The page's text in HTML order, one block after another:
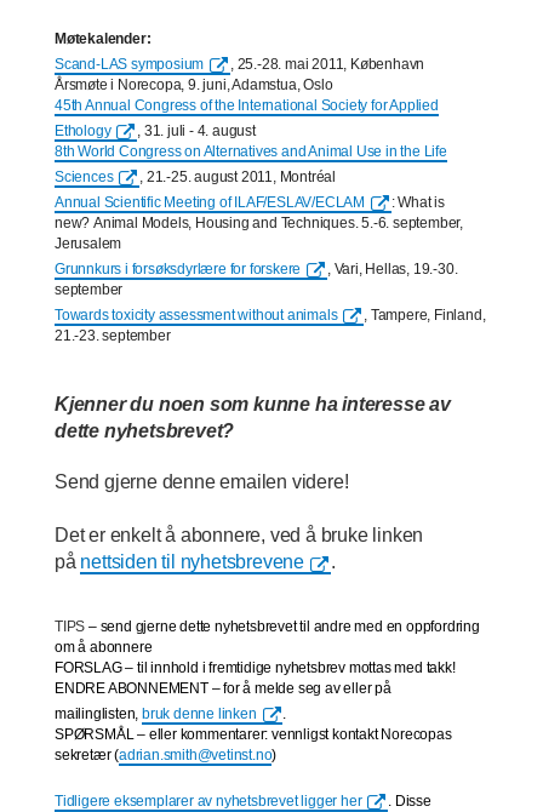
Møtekalender:
Scand-LAS symposium
, 25.-28. mai 2011, København
Årsmøte i Norecopa, 9. juni, Adamstua, Oslo
45th Annual Congress of the International Society for Applied
Ethology
, 31. juli - 4. august
8th World Congress on Alternatives and Animal Use in the Life
Sciences
, 21.-25. august 2011, Montréal
Annual Scientific Meeting of ILAF/ESLAV/ECLAM
: What is
new? Animal Models, Housing and Techniques. 5.-6. september,
Jerusalem
Grunnkurs i forsøksdyrlære for forskere
, Vari, Hellas, 19.-30.
september
Towards toxicity assessment without animals
, Tampere, Finland,
21.-23. september
Kjenner du noen som kunne ha interesse av
dette nyhetsbrevet?
Send gjerne denne emailen videre!
Det er enkelt å abonnere, ved å bruke linken
på nettsiden til nyhetsbrevene .
TIPS – send gjerne dette nyhetsbrevet til andre med en oppfordring
om å abonnere
FORSLAG– til innhold i fremtidige nyhetsbrev mottas med takk!
ENDRE ABONNEMENT – for å melde seg av eller på
mailinglisten, bruk denne linken
.
SPØRSMÅL – eller kommentarer: vennligst kontakt Norecopas
sekretær (adrian.smith@vetinst.no)
Tidligere eksemplarer av nyhetsbrevet ligger her
. Disse